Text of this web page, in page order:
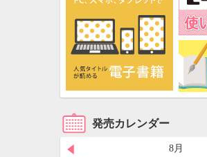
発売カレンダー
8月